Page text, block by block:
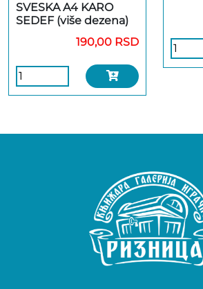
SVESKA A4 KARO
SEDEF (više dezena)
190,00 RSD